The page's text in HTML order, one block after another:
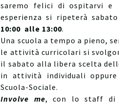
saremo felici di ospitarvi e
esperienza si ripeterà
10:00 alle 13:00.
Una scuola a tempo a pieno,
le attività curricolari si
il sabato alla libera scelta
in attività individuali
Scuola-Sociale.
Involve me, con lo staff di